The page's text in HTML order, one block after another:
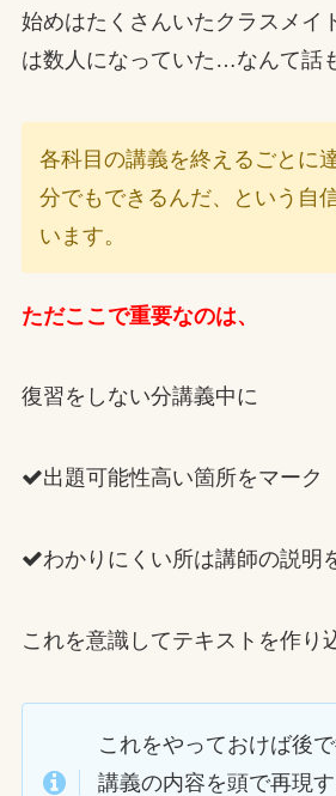
始めはたくさんいたクラスメイ
は数人になっていた…なんて話
各科目の講義を終えるごとに
分でもできるんだ、という自
います。
ただここで重要なのは、
復習をしない分講義中に
出題可能性高い箇所をマーク
わかりにくい所は講師の説明
これを意識してテキストを作り
これをやっておけば後
講義の内容を頭で再現